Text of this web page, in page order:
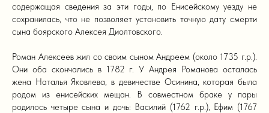
содержащая сведения за эти годы, по Енисейскому уезду не
сохранилась, что не позволяет установить точную дату смерти
сына боярского Алексея Диолтовского.
Роман Алексеев жил со своим сыном Андреем (около 1735 г.р.).
Они оба скончались в 1782 г. У Андрея Романова осталась
жена Наталья Яковлева, в девичестве Осинина, которая была
родом из енисейских мещан. В совместном браке у пары
родилось четыре сына и дочь: Василий (1762 г.р.), Ефим (1767